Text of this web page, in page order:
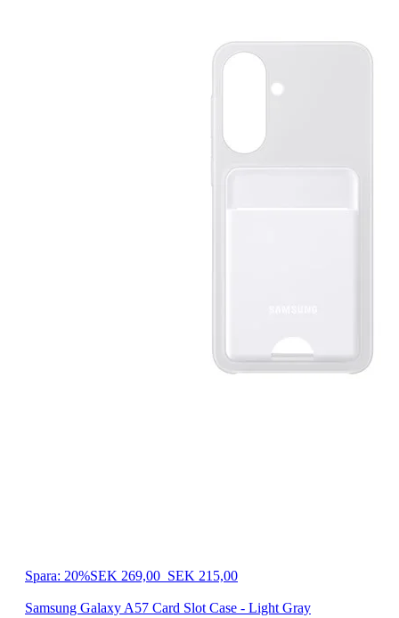
Spara: 20%SEK 269,00 SEK 215,00
Samsung Galaxy A57 Card Slot Case - Light Gray